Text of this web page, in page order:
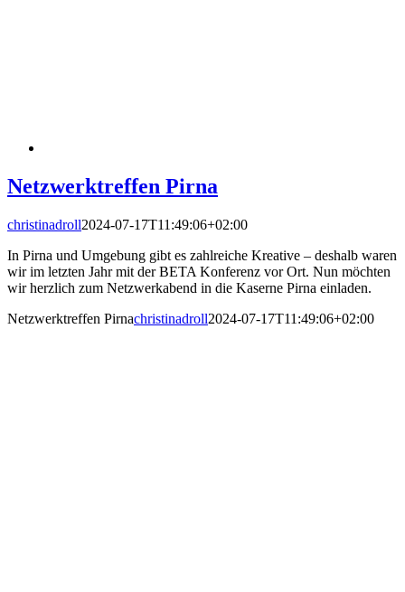
Netzwerktreffen Pirna
christinadroll2024-07-17T11:49:06+02:00
In Pirna und Umgebung gibt es zahlreiche Kreative – deshalb waren
wir im letzten Jahr mit der BETA Konferenz vor Ort. Nun möchten
wir herzlich zum Netzwerkabend in die Kaserne Pirna einladen.
Netzwerktreffen Pirnachristinadroll2024-07-17T11:49:06+02:00